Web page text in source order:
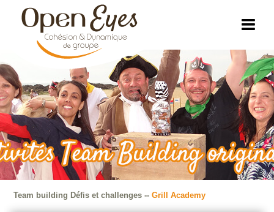
Team building Défis et challenges -- Grill Academy